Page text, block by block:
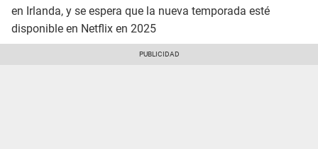
en Irlanda, y se espera que la nueva temporada esté
disponible en Netflix en 2025